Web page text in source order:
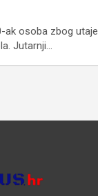
ak osoba zbog utaje
Jutarnji…